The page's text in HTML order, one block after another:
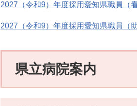
2027（令和9）年度採用愛知県職員（
2027（令和9）年度採用愛知県職員（
県立病院案内